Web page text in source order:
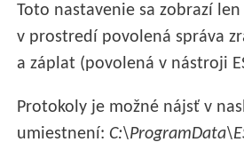
Toto nastavenie sa zobrazí
v prostredí povolená správa
a záplat (povolená v nástroji
Protokoly je možné nájsť v
umiestnení: